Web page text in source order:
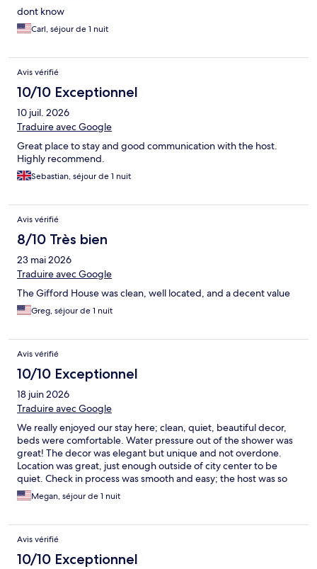
dont know
Carl, séjour de 1 nuit
Avis vérifié
10/10 Exceptionnel
10 juil. 2026
Traduire avec Google
Great place to stay and good communication with the host.
Highly recommend.
Sebastian, séjour de 1 nuit
Avis vérifié
8/10 Très bien
23 mai 2026
Traduire avec Google
The Gifford House was clean, well located, and a decent value
Greg, séjour de 1 nuit
Avis vérifié
10/10 Exceptionnel
18 juin 2026
Traduire avec Google
We really enjoyed our stay here; clean, quiet, beautiful decor,
beds were comfortable. Water pressure out of the shower was
great! The decor was elegant but unique and not overdone.
Location was great, just enough outside of city center to be
quiet. Check in process was smooth and easy; the host was so
available and so quick to respond with any questions! If I come
back to Edinburgh, I’d definitely stay here again!
Megan, séjour de 1 nuit
Avis vérifié
10/10 Exceptionnel